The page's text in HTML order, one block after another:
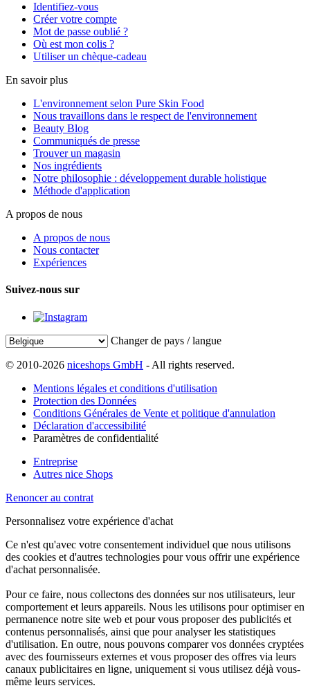
Identifiez-vous
Créer votre compte
Mot de passe oublié ?
Où est mon colis ?
Utiliser un chèque-cadeau
En savoir plus
L'environnement selon Pure Skin Food
Nous travaillons dans le respect de l'environnement
Beauty Blog
Communiqués de presse
Trouver un magasin
Nos ingrédients
Notre philosophie : développement durable holistique
Méthode d'application
A propos de nous
A propos de nous
Nous contacter
Expériences
Suivez-nous sur
Changer de pays / langue
© 2010-2026 niceshops GmbH - All rights reserved.
Mentions légales et conditions d'utilisation
Protection des Données
Conditions Générales de Vente et politique d'annulation
Déclaration d'accessibilité
Paramètres de confidentialité
Entreprise
Autres nice Shops
Renoncer au contrat
Personnalisez votre expérience d'achat
Ce n'est qu'avec votre consentement individuel que nous utilisons
des cookies et d'autres technologies pour vous offrir une expérience
d'achat personnalisée.
Pour ce faire, nous collectons des données sur nos utilisateurs, leur
comportement et leurs appareils. Nous les utilisons pour optimiser en
permanence notre site web et pour vous proposer des publicités et
contenus personnalisés, ainsi que pour analyser les statistiques
d'utilisation. En outre, nous pouvons comparer vos données cryptées
avec des fournisseurs externes et vous proposer des offres via leurs
canaux publicitaires en ligne, uniquement si vous utilisez déjà vous-
même leurs services.